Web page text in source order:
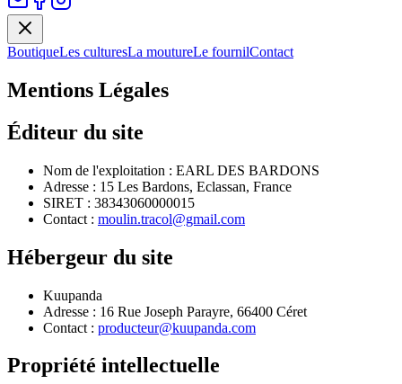
BoutiqueLes culturesLa moutureLe fournilContact
Mentions Légales
Éditeur du site
Nom de l'exploitation : EARL DES BARDONS
Adresse : 15 Les Bardons, Eclassan, France
SIRET : 38343060000015
Contact : moulin.tracol@gmail.com
Hébergeur du site
Kuupanda
Adresse : 16 Rue Joseph Parayre, 66400 Céret
Contact : producteur@kuupanda.com
Propriété intellectuelle